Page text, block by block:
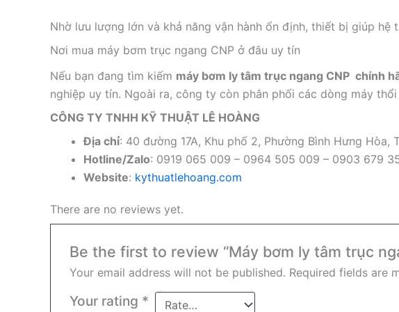
Nhờ lưu lượng lớn và khả năng vận hành ổn định, thiết bị giúp hệ
Nơi mua máy bơm trục ngang CNP ở đâu uy tín
Nếu bạn đang tìm kiếm máy bơm ly tâm trục ngang CNP chính
nghiệp uy tín. Ngoài ra, công ty còn phân phối các dòng máy
CÔNG TY TNHH KỸ THUẬT LÊ HOÀNG
Địa chỉ: 40 đường 17A, Khu phố 2, Phường Bình Hưng Hòa,
Hotline/Zalo: 0919 065 009 – 0964 505 009 – 0903 679
Website: kythuatlehoang.com
There are no reviews yet.
Be the first to review “Máy bơm ly tâm trục
Your email address will not be published. Required fields are
Your rating *